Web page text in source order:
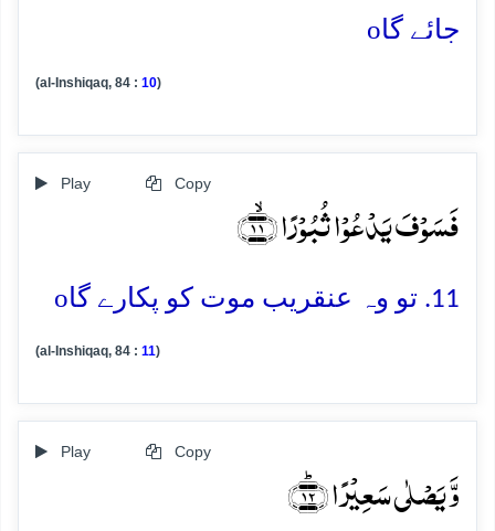
جائے گاo
(al-Inshiqaq, 84 : 10)
Play Copy
فَسَوۡفَ یَدۡعُوۡا ثُبُوۡرًا ﴿ۙ۱۱﴾
11. تو وہ عنقریب موت کو پکارے گا o
(al-Inshiqaq, 84 : 11)
Play Copy
وَّ یَصۡلٰی سَعِیۡرًا ﴿ؕ۱۲﴾